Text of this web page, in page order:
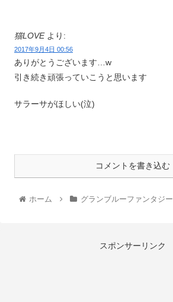
猫LOVE より:
2017年9月4日 00:56
ありがとうございます…w
引き続き頑張っていこうと思います
サラーサがほしい(泣)
コメントを書き込む
ホーム グランブルーファンタジー
スポンサーリンク